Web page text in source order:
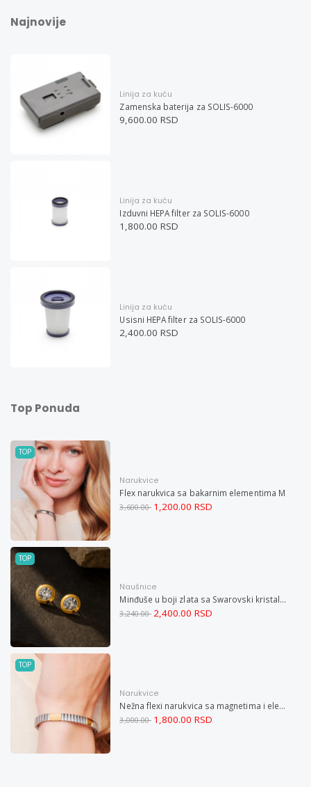
Najnovije
Linija za kuću
Zamenska baterija za SOLIS-6000
9,600.00 RSD
Linija za kuću
Izduvni HEPA filter za SOLIS-6000
1,800.00 RSD
Linija za kuću
Usisni HEPA filter za SOLIS-6000
2,400.00 RSD
Top Ponuda
TOP
Narukvice
Flex narukvica sa bakarnim elementima M
3,600.00 1,200.00 RSD
TOP
Naušnice
Minđuše u boji zlata sa Swarovski kristalom i magnetom
3,240.00 2,400.00 RSD
TOP
Narukvice
Nežna flexi narukvica sa magnetima i elementima u boji zlata i bakrom M
3,000.00 1,800.00 RSD